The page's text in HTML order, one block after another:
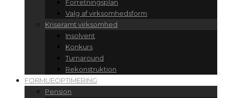
Forretningsplan
Valg af virksomhedsform
Kriseramt virksomhed
Insolvent
Konkurs
Turnaround
Rekonstruktion
FORMUEOPTIMERING
Pension